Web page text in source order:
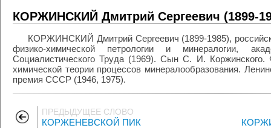
КОРЖИНСКИЙ Дмитрий Сергеевич (1899-
КОРЖИНСКИЙ Дмитрий Сергеевич (1899-1985),
физико-химической петрологии и минералогии,
Социалистического Труда (1969). Сын С. И.
химической теории процессов минералообразования.
премия СССР (1946, 1975).
ПРЕДЫДУЩЕЕ СЛОВО
КОРЖЕНЕВСКОЙ ПИК